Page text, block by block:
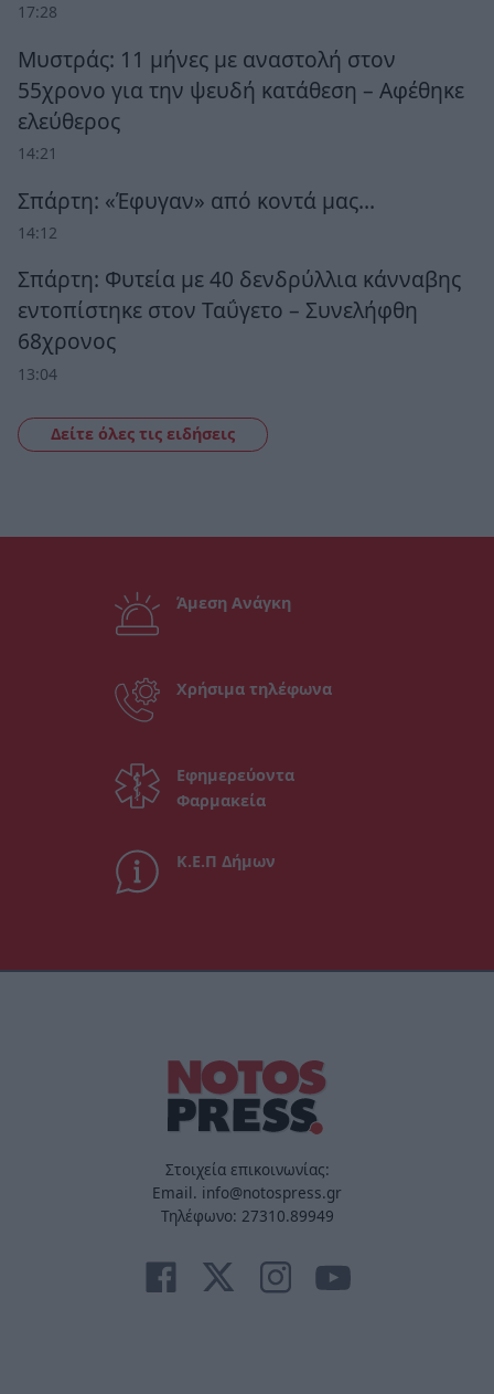
17:28
Μυστράς: 11 μήνες με αναστολή στον
55χρονο για την ψευδή κατάθεση – Αφέθηκε
ελεύθερος
14:21
Σπάρτη: «Έφυγαν» από κοντά μας…
14:12
Σπάρτη: Φυτεία με 40 δενδρύλλια κάνναβης
εντοπίστηκε στον Ταΰγετο – Συνελήφθη
68χρονος
13:04
Δείτε όλες τις ειδήσεις
Άμεση Ανάγκη
Χρήσιμα τηλέφωνα
Εφημερεύοντα
Φαρμακεία
Κ.Ε.Π Δήμων
Στοιχεία επικοινωνίας:
Email. info@notospress.gr
Τηλέφωνο: 27310.89949